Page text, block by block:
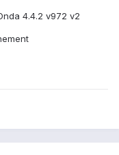
4.4.2 v972 v2